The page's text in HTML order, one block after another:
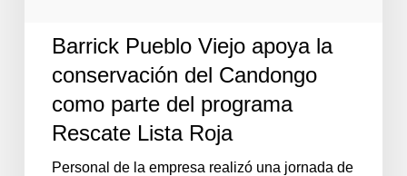
Barrick Pueblo Viejo apoya la
conservación del Candongo
como parte del programa
Rescate Lista Roja
Personal de la empresa realizó una jornada de